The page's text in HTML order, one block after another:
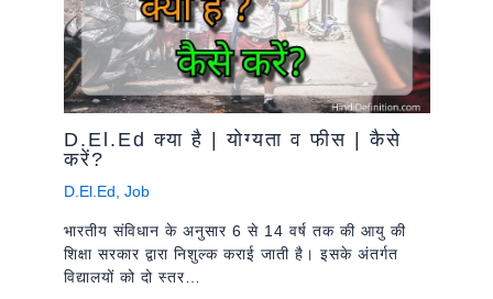
D.El.Ed क्या है | योग्यता व फीस | कैसे
करें?
D.El.Ed, Job
भारतीय संविधान के अनुसार 6 से 14 वर्ष तक की आयु की
शिक्षा सरकार द्वारा निशुल्क कराई जाती है। इसके अंतर्गत
विद्यालयों को दो स्तर…